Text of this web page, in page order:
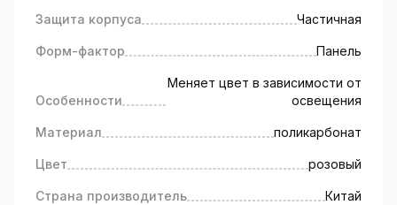
Защита корпуса Частичная
Форм-фактор Панель
Особенности
Меняет цвет в зависимости от
освещения
Материал поликарбонат
Цвет розовый
Страна производитель Китай